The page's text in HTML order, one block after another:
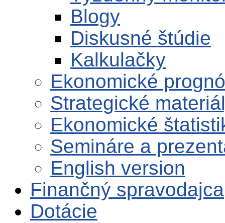
Blogy
Diskusné štúdie
Kalkulačky
Ekonomické
Strategické
Ekonomické
Semináre a
English version
Finančný spravodajca
Dotácie